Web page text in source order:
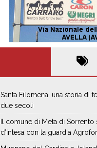
Santa Filomena: una storia di
due secoli
Il comune di Meta di
d’intesa con la guardia